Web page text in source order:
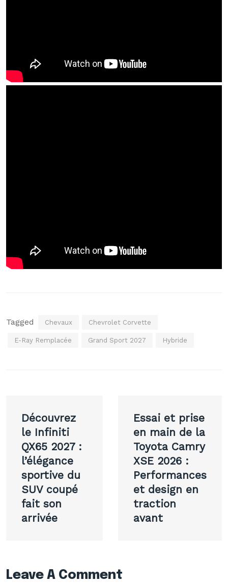
Tagged Chevaux Chevrolet Corvette
E-Ray Remplacée Grand Sport 2027 Hybride
de
l’article
Découvrez
le Infiniti
QX65 2027 :
l’élégance
sportive du
SUV coupé
fait son
arrivée
Essai et prise
en main de la
Toyota Camry
XSE 2026 :
Performances
et design en
traction
avant
Leave A Comment